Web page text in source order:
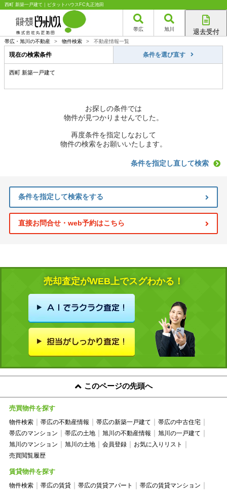
西町 新築一戸建て｜ピタットハウスFC丸正池田
帯広 旭川 退去受付
旭川店
帯広・旭川の不動産 > 物件検索 > 不動産情報一覧
現在の検索条件 条件を選び直す
西町 新築一戸建て
お探しの条件では
物件が見つかりませんでした。
再度条件を指定しなおして
物件の検索をお願いいたします。
条件を指定し直して検索
条件を指定して検索をする
直接お問合せ・web予約はこちら
売却査定がWEB上でスグわかる！
このページの先頭へ
売買物件を探す
物件検索 帯広の不動産情報 帯広の新築一戸建て
帯広の中古住宅
帯広のマンション
帯広の土地 旭川の不動産情報
旭川の一戸建て
旭川のマンション
旭川の土地 会員登録
お気に入りリスト
売買閲覧履歴
賃貸物件を探す
物件検索 帯広の賃貸 帯広の賃貸アパート
帯広の賃貸マンション